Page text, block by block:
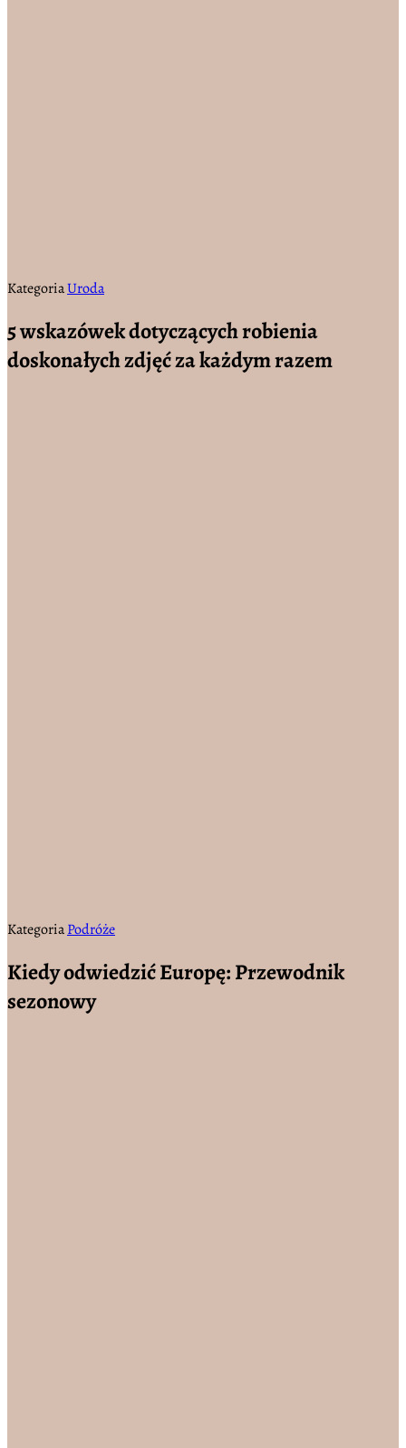
KategoriaUroda
5 wskazówek dotyczących robienia
doskonałych zdjęć za każdym razem
KategoriaPodróże
Kiedy odwiedzić Europę: Przewodnik
sezonowy